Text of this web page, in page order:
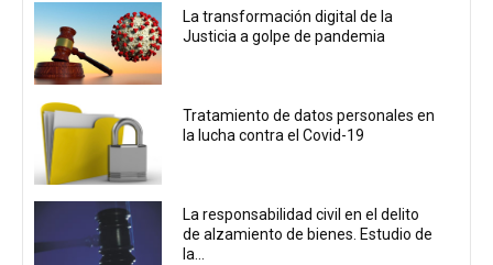
La transformación digital de la
Justicia a golpe de pandemia
Tratamiento de datos personales en
la lucha contra el Covid-19
La responsabilidad civil en el delito
de alzamiento de bienes. Estudio de
la...